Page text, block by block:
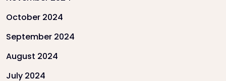
October 2024
September 2024
August 2024
July 2024